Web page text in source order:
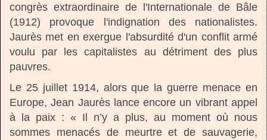
congrès extraordinaire de l'Internationale de Bâle
(1912) provoque l'indignation des nationalistes.
Jaurès met en exergue l'absurdité d'un conflit armé
voulu par les capitalistes au détriment des plus
pauvres.
Le 25 juillet 1914, alors que la guerre menace en
Europe, Jean Jaurès lance encore un vibrant appel
à la paix : « Il n’y a plus, au moment où nous
sommes menacés de meurtre et de sauvagerie,